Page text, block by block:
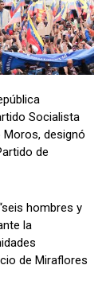
Socialista
Moros, designó
de
hombres y
la
de Miraflores